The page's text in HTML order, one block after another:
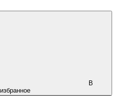
В
избранное